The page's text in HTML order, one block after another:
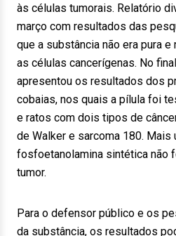
às células tumorais. Relatório
março com resultados das
que a substância não era pura
as células cancerígenas. No
apresentou os resultados dos
cobaias, nos quais a pílula foi
e ratos com dois tipos de
de Walker e sarcoma 180. Mais
fosfoetanolamina sintética não
tumor.
Para o defensor público e os
da substância, os resultados